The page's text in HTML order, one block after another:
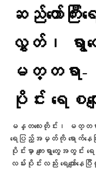
ဆည်တော်က
လွှတ်၊ ရွာ
မတ္တရာ-
ပိုင်း ရေစကျ
မန္တလေးတိုင်း၊ မတ္တရ
ရေပြည့်အမှတ်ကို ရောက်နေ
ပိုင်းမှာ ကျေးရွာတွေအတွင်
လမ်းပိုင်းလည်း ရေကျော်နေ